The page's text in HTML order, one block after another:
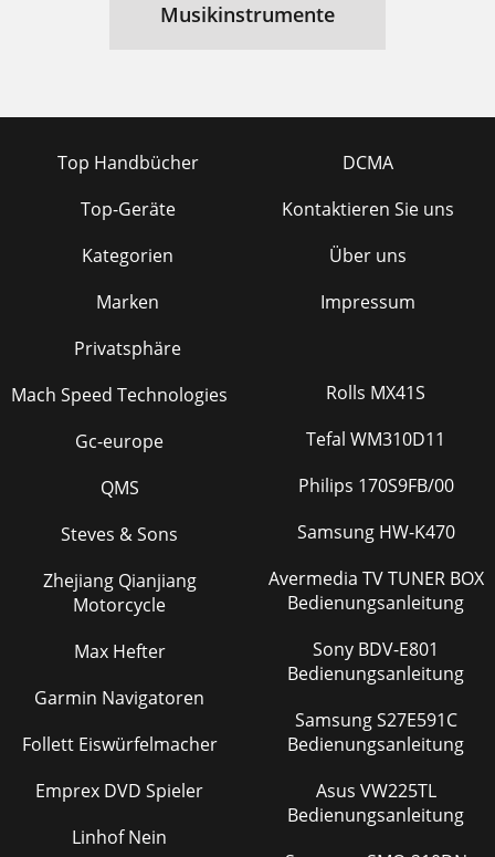
Musikinstrumente
Top Handbücher
Top-Geräte
Kategorien
Marken
Privatsphäre
DCMA
Kontaktieren Sie uns
Über uns
Impressum
Mach Speed Technologies
Gc-europe
QMS
Steves & Sons
Zhejiang Qianjiang
Motorcycle
Max Hefter
Garmin Navigatoren
Follett Eiswürfelmacher
Emprex DVD Spieler
Linhof Nein
Rolls MX41S
Tefal WM310D11
Philips 170S9FB/00
Samsung HW-K470
Avermedia TV TUNER BOX
Bedienungsanleitung
Sony BDV-E801
Bedienungsanleitung
Samsung S27E591C
Bedienungsanleitung
Asus VW225TL
Bedienungsanleitung